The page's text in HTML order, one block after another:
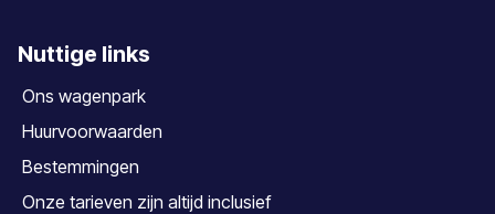
Nuttige links
Ons wagenpark
Huurvoorwaarden
Bestemmingen
Onze tarieven zijn altijd inclusief